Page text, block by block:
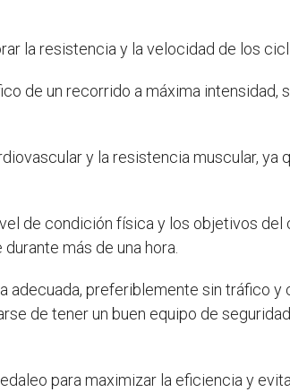
la resistencia y la velocidad de los
de un recorrido a máxima intensidad,
y la resistencia muscular, ya
de condición física y los objetivos del
más de una hora.
preferiblemente sin tráfico y
de tener un buen equipo de
para maximizar la eficiencia y